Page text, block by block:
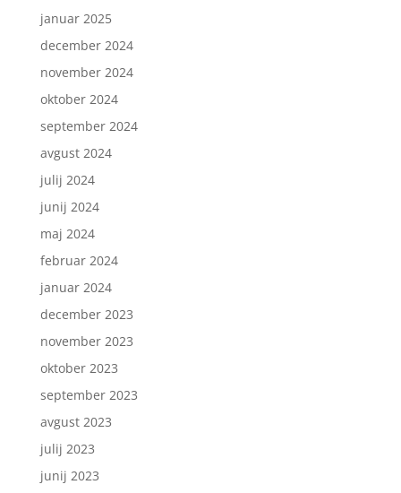
januar 2025
december 2024
november 2024
oktober 2024
september 2024
avgust 2024
julij 2024
junij 2024
maj 2024
februar 2024
januar 2024
december 2023
november 2023
oktober 2023
september 2023
avgust 2023
julij 2023
junij 2023